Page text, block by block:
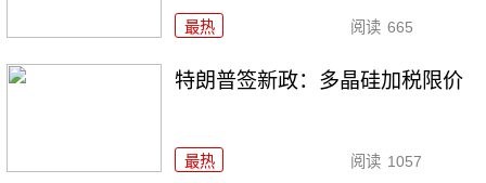
最热 阅读 665
特朗普签新政：多晶硅加税限价
最热 阅读 1057